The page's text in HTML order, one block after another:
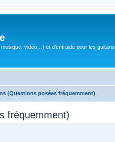
vidéo…) et d'entraide pour les
(Questions posées fréquemment)
fréquemment)